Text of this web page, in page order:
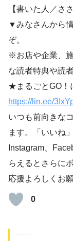
【書いた人／さ
▼みなさんから
ぞ。
※お店や企業、
な読者特典や読
★まるごとGO！
https://lin.ee/
いつも前向きな
ます。「いいね
Instagram、
らえるとさらに
応援よろしくお
0